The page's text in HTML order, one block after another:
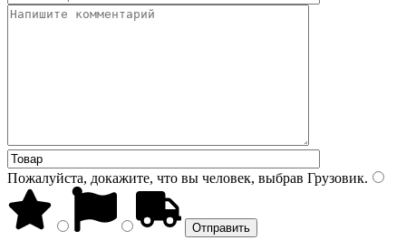
Пожалуйста, докажите, что вы человек, выбрав Грузовик.